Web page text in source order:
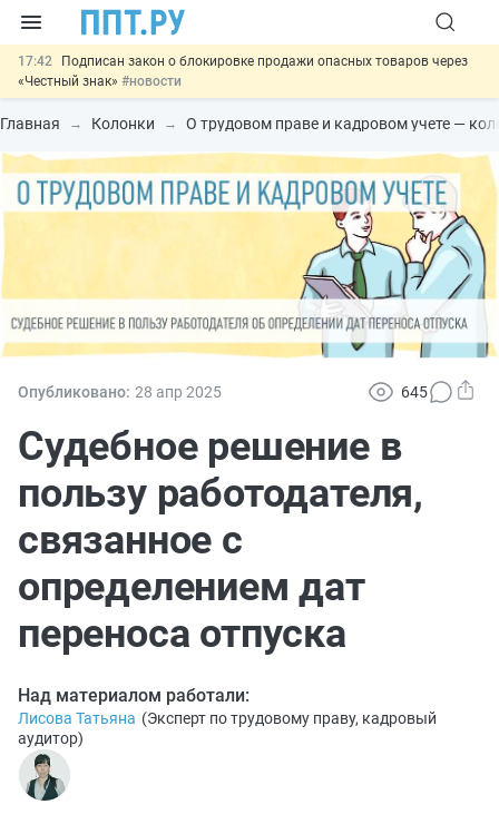
17:42
Подписан закон о блокировке продажи опасных товаров через
«Честный знак» #новости
17:17 Дистанционную работу беременных пропишут в ТК РФ#новости
отменить#новости
15:25 Изменят правила контроля за подрядчиками ИЖС с эскроу-
счетами #новости
Разработают единые критерии трудовых и ГПХ-
Главная Колонки О трудовом праве и кадровом учете —
Опубликовано: 28 апр 2025 645
Судебное решение в
пользу работодателя,
связанное с
определением дат
переноса отпуска
Над материалом работали:
Лисова Татьяна (Эксперт по трудовому праву, кадровый
аудитор)